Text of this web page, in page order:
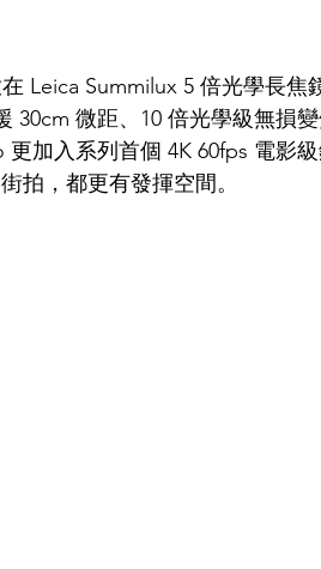
Leica Summilux 5 倍光學長焦
30cm 微距、10 倍光學級無損
加入系列首個 4K 60fps 電影
拍，都更有發揮空間。